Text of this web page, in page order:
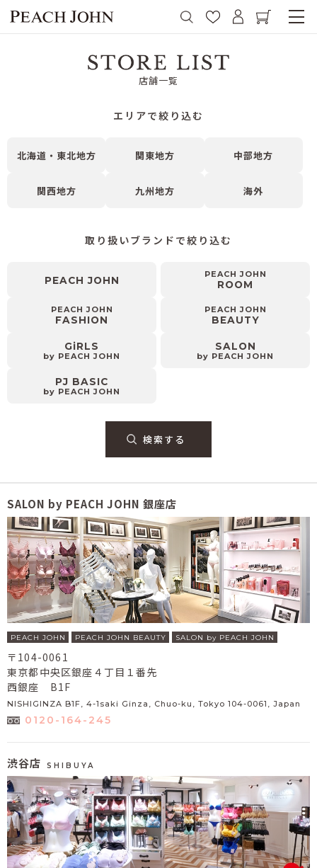
店舗一覧
エリアで絞り込む
北海道・東北地方 関東地方 中部地方
関西地方 九州地方 海外
取り扱いブランドで絞り込む
PEACH JOHN
PEACH JOHN
ROOM
PEACH JOHN
FASHION
PEACH JOHN
BEAUTY
GiRLS
by PEACH JOHN
SALON
by PEACH JOHN
PJ BASIC
by PEACH JOHN
SALON by PEACH JOHN 銀座店
PEACH JOHN PEACH JOHN BEAUTY SALON by PEACH JOHN
〒104-0061
東京都中央区銀座４丁目１番先
西銀座 B1F
NISHIGINZA B1F, 4-1saki Ginza, Chuo-ku, Tokyo 104-0061, Japan
0120-164-245
渋谷店 SHIBUYA